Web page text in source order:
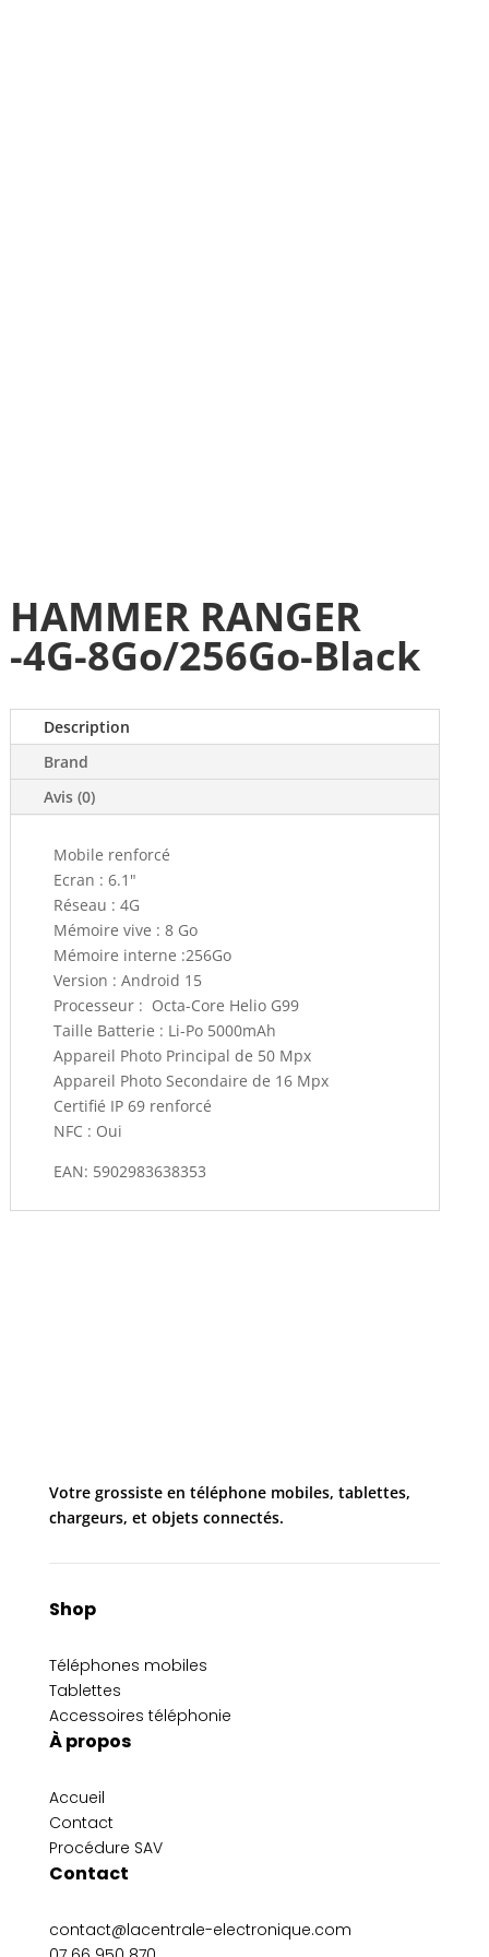
HAMMER RANGER
-4G-8Go/256Go-Black
Description
Brand
Avis (0)
Mobile renforcé
Ecran : 6.1"
Réseau : 4G
Mémoire vive : 8 Go
Mémoire interne :256Go
Version : Android 15
Processeur : Octa-Core Helio G99
Taille Batterie : Li-Po 5000mAh
Appareil Photo Principal de 50 Mpx
Appareil Photo Secondaire de 16 Mpx
Certifié IP 69 renforcé
NFC : Oui
EAN: 5902983638353
Votre grossiste en téléphone mobiles, tablettes,
chargeurs, et objets connectés.
Shop
Téléphones mobiles
Tablettes
Accessoires téléphonie
À propos
Accueil
Contact
Procédure SAV
Contact
contact@lacentrale-electronique.com